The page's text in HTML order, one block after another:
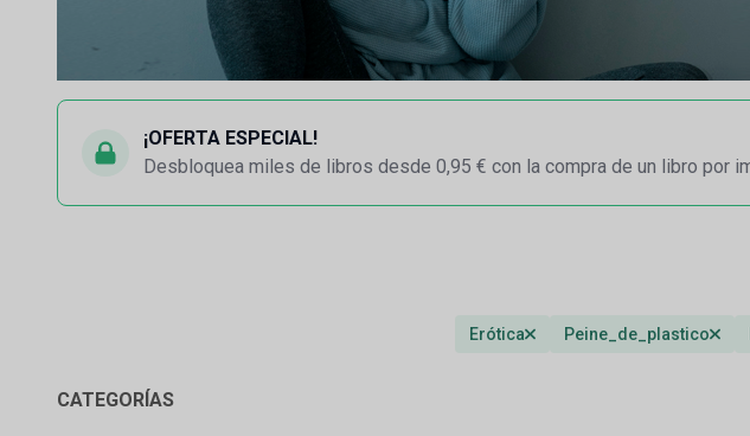
¡OFERTA ESPECIAL!
Desbloquea miles de libros desde 0,95 € con la compra de un libro por
Erótica Peine_de_plastico
CATEGORÍAS